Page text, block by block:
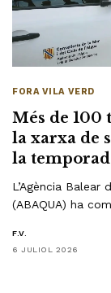
FORA VILA VERD
Més de 100
la xarxa de
la
L’Agència Balear
(ABAQUA) ha
F.V.
6 JULIOL 2026